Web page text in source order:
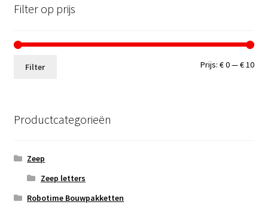
Filter op prijs
Min.
Filter Prijs:€ 0—€ 10
Productcategorieën
Zeep
Zeep letters
Robotime Bouwpakketten